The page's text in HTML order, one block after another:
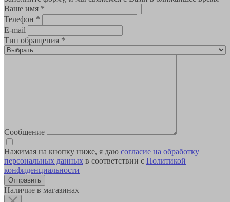
Ваше имя *
Телефон *
E-mail
Тип обращения *
Сообщение
Нажимая на кнопку ниже, я даю согласие на обработку
персональных данных в соответствии с Политикой
конфиденциальности
Наличие в магазинах